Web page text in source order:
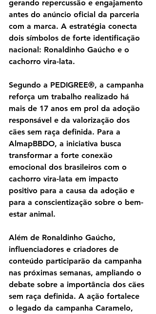
gerando repercussão e engajamento
antes do anúncio oficial da parceria
com a marca. A estratégia conecta
dois símbolos de forte identificação
nacional: Ronaldinho Gaúcho e o
cachorro vira-lata.
Segundo a PEDIGREE®, a campanha
reforça um trabalho realizado há
mais de 17 anos em prol da adoção
responsável e da valorização dos
cães sem raça definida. Para a
AlmapBBDO, a iniciativa busca
transformar a forte conexão
emocional dos brasileiros com o
cachorro vira-lata em impacto
positivo para a causa da adoção e
para a conscientização sobre o bem-
estar animal.
Além de Ronaldinho Gaúcho,
influenciadores e criadores de
conteúdo participarão da campanha
nas próximas semanas, ampliando o
debate sobre a importância dos cães
sem raça definida. A ação fortalece
o legado da campanha Caramelo,